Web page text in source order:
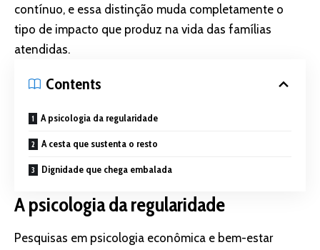
contínuo, e essa distinção muda completamente o
tipo de impacto que produz na vida das famílias
atendidas.
Contents
A psicologia da regularidade
A cesta que sustenta o resto
Dignidade que chega embalada
A psicologia da regularidade
Pesquisas em psicologia econômica e bem-estar